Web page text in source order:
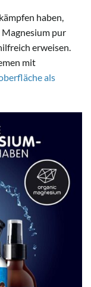
haben,
pur
erweisen.
mit
als